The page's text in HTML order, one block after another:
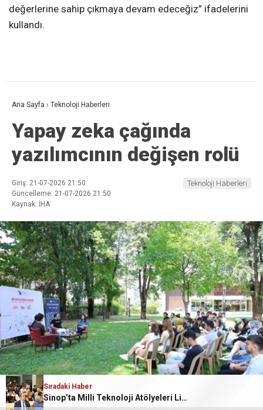
Sıradaki Haber
Uluslararası Göstergebilim semineri Balıkesir’de düzenlenecek
değerlerine sahip çıkmaya devam edeceğiz” ifadelerini
kullandı.
Ana Sayfa › Teknoloji Haberleri
Yapay zeka çağında
yazılımcının değişen rolü
Giriş: 21-07-2026 21:50
Güncelleme: 21-07-2026 21:50
Kaynak: İHA
Teknoloji Haberleri
Sıradaki Haber
Sinop’ta Milli Teknoloji Atölyeleri Lise Yaz Okulu